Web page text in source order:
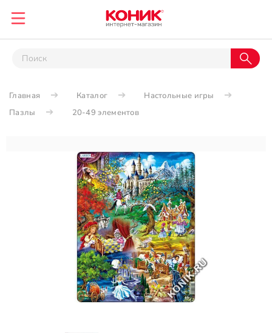
Главная Каталог
Настольные игры
Пазлы
20-49 элементов